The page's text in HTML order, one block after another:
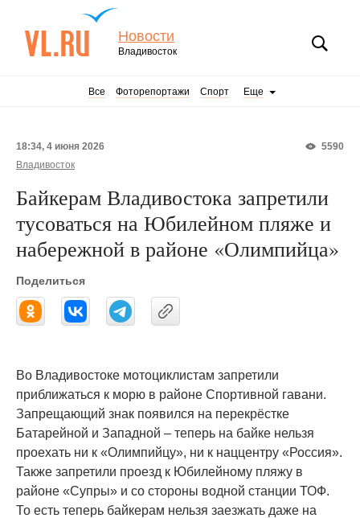
Новости
Владивосток
Все Фоторепортажи Спорт Еще
5590
18:34, 4 июня 2026
Владивосток
Байкерам Владивостока запретили
тусоваться на Юбилейном пляже и
набережной в районе «Олимпийца»
Поделиться
Во Владивостоке мотоциклистам запретили
приближаться к морю в районе Спортивной гавани.
Запрещающий знак появился на перекрёстке
Батарейной и Западной – теперь на байке нельзя
проехать ни к «Олимпийцу», ни к наццентру «Россия».
Также запретили проезд к Юбилейному пляжу в
районе «Супры» и со стороны водной станции ТОФ.
То есть теперь байкерам нельзя заезжать даже на